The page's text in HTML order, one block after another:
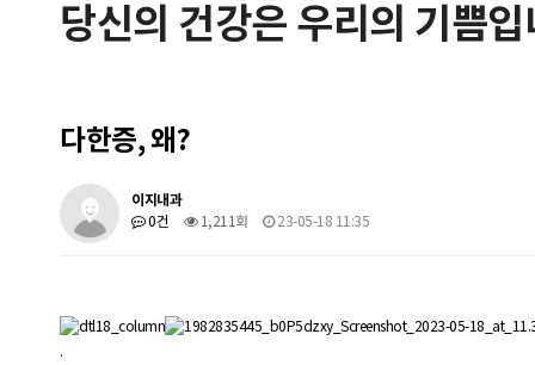
당신의 건강은 우리의 기쁨
다한증, 왜?
이지내과
0건 1,211회 23-05-18 11:35
.